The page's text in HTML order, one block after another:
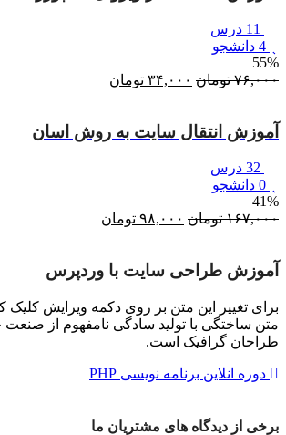
55%
۷۶,۰۰۰ تومان قیمت
بود.
۳۴,۰۰۰ تومان
آموزش انتقال سایت به روش اسان
41%
۱۶۷,۰۰۰ تومان قیمت
بود.
۹۸,۰۰۰ تومان
آموزش طراحی سایت با وردپرس
برای تغییر این متن بر روی دکمه ویرایش کلیک
متن ساختگی با تولید سادگی نامفهوم از صنعت
طراحان گرافیک است.
دوره انلاین برنامه نویسی PHP
برخی از دیدگاه های مشتریان ما